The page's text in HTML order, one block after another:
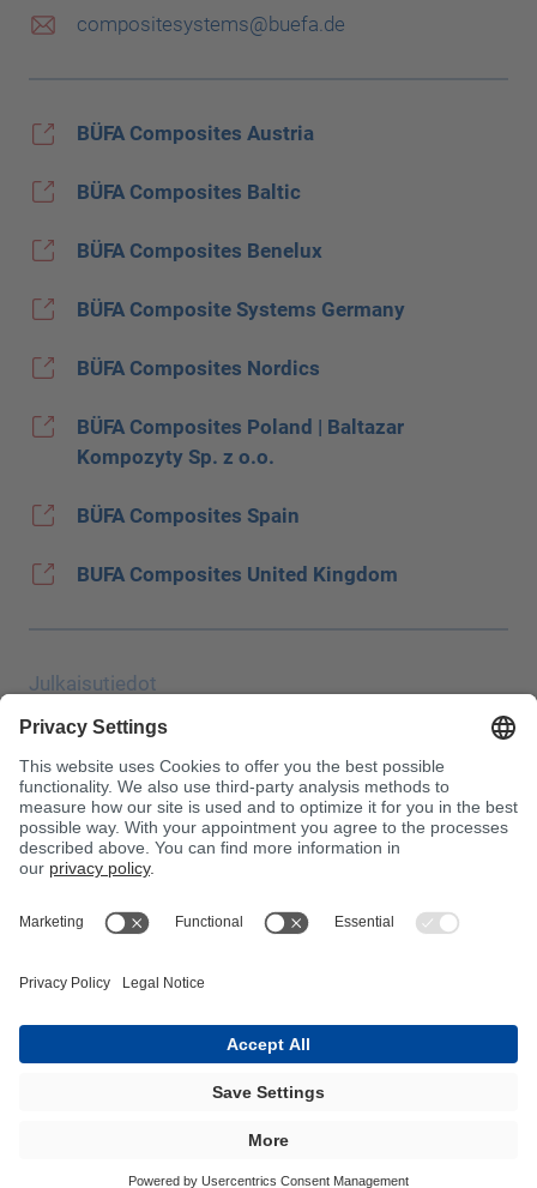
compositesystems@buefa.de
BÜFA Composites Austria
BÜFA Composites Baltic
BÜFA Composites Benelux
BÜFA Composite Systems Germany
BÜFA Composites Nordics
BÜFA Composites Poland | Baltazar
Kompozyty Sp. z o.o.
BÜFA Composites Spain
BUFA Composites United Kingdom
Julkaisutiedot
Tietosuoja
JEC Trade Show
Vakiosopimusehdot
Ostoehdot
Myrkytyskeskus